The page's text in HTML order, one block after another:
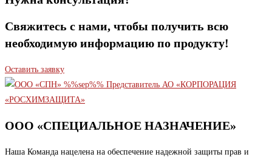
Свяжитесь с нами, чтобы получить всю
необходимую информацию по продукту!
Оставить заявку
ООО «СПЕЦИАЛЬНОЕ НАЗНАЧЕНИЕ»
Наша Команда нацелена на обеспечение надежной защиты прав и